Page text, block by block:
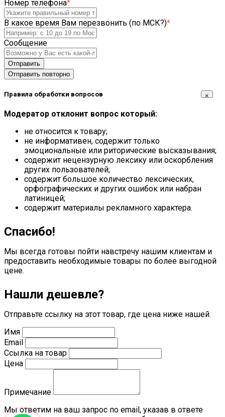
Номер телефона*
В какое время Вам перезвонить (по МСК?)*
Сообщение
Отправить
Отправить повторно
Правила обработки вопросов ×
Модератор отклонит вопрос который:
не относится к товару;
не информативен, содержит только
эмоциональные или риторические высказывания;
содержит нецензурную лексику или оскорбления
других пользователей;
содержит большое количество лексических,
орфографических и других ошибок или набран
латиницей;
содержит материалы рекламного характера.
Спасибо!
Мы всегда готовы пойти навстречу нашим клиентам и
предоставить необходимые товары по более выгодной
цене.
Нашли дешевле?
Отправьте ссылку на этот товар, где цена ниже нашей.
Имя
Email
Ссылка на товар
Цена
Примечание
Мы ответим на ваш запрос по email, указав в ответе